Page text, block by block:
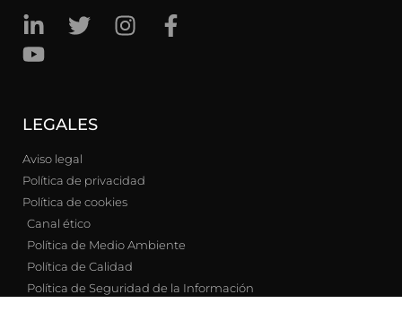
LEGALES
Aviso legal
Política de privacidad
Política de cookies
Canal ético
Política de Medio Ambiente
Política de Calidad
Política de Seguridad de la Información